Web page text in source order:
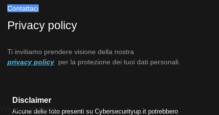
Contattaci
Privacy policy
Ti invitiamo prendere visione della nostra
privacy policy per la protezione dei tuoi dati personali.
Disclaimer
Alcune delle foto presenti su Cybersecurityup.it potrebbero
We use cookies